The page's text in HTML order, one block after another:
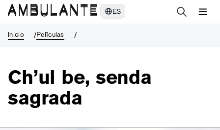
ES
Inicio Pelīculas
Ch’ul be, senda
sagrada
Ch’ul be, senda sagrada